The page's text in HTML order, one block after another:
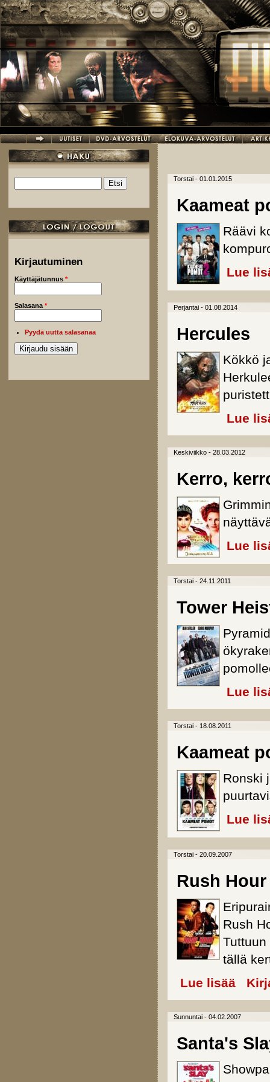
Hyppää pääsisältöön
Hakulomake
Kirjautuminen
Käyttäjätunnus *
Salasana *
Pyydä uutta salasanaa
Torstai - 01.01.2015
Kaameat
Räävi
Lue
Perjantai - 01.08.2014
Hercules
Kökkö
Lue
Keskiviikko - 28.03.2012
Kerro,
Lue
Torstai - 24.11.2011
Tower
Lue
Torstai - 18.08.2011
Kaameat
Ronski
Lue
Torstai - 20.09.2007
Rush Hour
Rush
tällä
Lue lisää about
Sunnuntai - 04.02.2007
Santa's